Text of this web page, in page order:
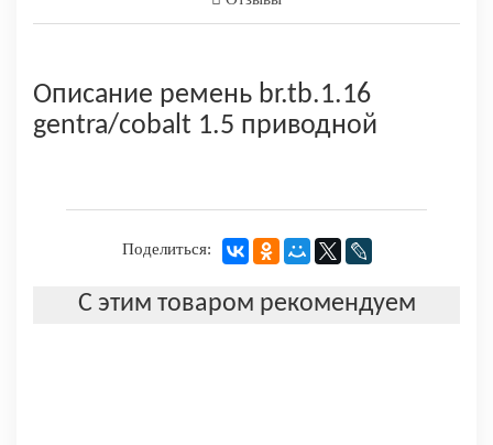
Описание ремень br.tb.1.16
gentra/cobalt 1.5 приводной
Поделиться:
С этим товаром рекомендуем